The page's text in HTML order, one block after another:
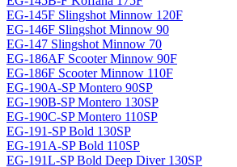
EG-145F Slingshot Minnow 120F
EG-146F Slingshot Minnow 90
EG-147 Slingshot Minnow 70
EG-186AF Scooter Minnow 90F
EG-186F Scooter Minnow 110F
EG-190A-SP Montero 90SP
EG-190B-SP Montero 130SP
EG-190C-SP Montero 110SP
EG-191-SP Bold 130SP
EG-191A-SP Bold 110SP
EG-191L-SP Bold Deep Diver 130SP